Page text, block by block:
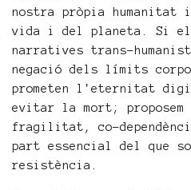
nostra pròpia
vida i del planeta. Si
narratives trans-
negació dels límits
prometen l'eternitat
evitar la mort;
fragilitat, co-
part essencial del que
resistència.